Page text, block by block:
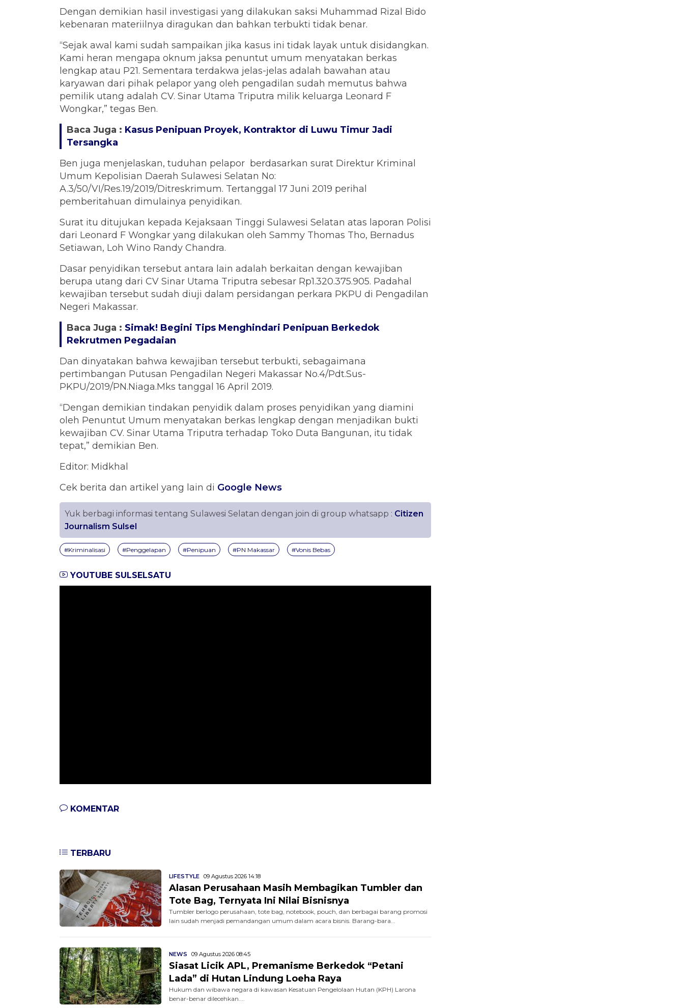
Dengan demikian hasil investigasi yang dilakukan saksi Muhammad Rizal Bido
kebenaran materiilnya diragukan dan bahkan terbukti tidak benar.
“Sejak awal kami sudah sampaikan jika kasus ini tidak layak untuk disidangkan.
Kami heran mengapa oknum jaksa penuntut umum menyatakan berkas
lengkap atau P21. Sementara terdakwa jelas-jelas adalah bawahan atau
karyawan dari pihak pelapor yang oleh pengadilan sudah memutus bahwa
pemilik utang adalah CV. Sinar Utama Triputra milik keluarga Leonard F
Wongkar,” tegas Ben.
Baca Juga : Kasus Penipuan Proyek, Kontraktor di Luwu Timur Jadi
Tersangka
Ben juga menjelaskan, tuduhan pelapor berdasarkan surat Direktur Kriminal
Umum Kepolisian Daerah Sulawesi Selatan No:
A.3/50/VI/Res.19/2019/Ditreskrimum. Tertanggal 17 Juni 2019 perihal
pemberitahuan dimulainya penyidikan.
Surat itu ditujukan kepada Kejaksaan Tinggi Sulawesi Selatan atas laporan Polisi
dari Leonard F Wongkar yang dilakukan oleh Sammy Thomas Tho, Bernadus
Setiawan, Loh Wino Randy Chandra.
Dasar penyidikan tersebut antara lain adalah berkaitan dengan kewajiban
berupa utang dari CV Sinar Utama Triputra sebesar Rp1.320.375.905. Padahal
kewajiban tersebut sudah diuji dalam persidangan perkara PKPU di Pengadilan
Negeri Makassar.
Baca Juga : Simak! Begini Tips Menghindari Penipuan Berkedok
Rekrutmen Pegadaian
Dan dinyatakan bahwa kewajiban tersebut terbukti, sebagaimana
pertimbangan Putusan Pengadilan Negeri Makassar No.4/Pdt.Sus-
PKPU/2019/PN.Niaga.Mks tanggal 16 April 2019.
“Dengan demikian tindakan penyidik dalam proses penyidikan yang diamini
oleh Penuntut Umum menyatakan berkas lengkap dengan menjadikan bukti
kewajiban CV. Sinar Utama Triputra terhadap Toko Duta Bangunan, itu tidak
tepat,” demikian Ben.
Editor: Midkhal
Cek berita dan artikel yang lain di Google News
Yuk berbagi informasi tentang Sulawesi Selatan dengan join di group whatsapp : Citizen
Journalism Sulsel
#Kriminalisasi #Penggelapan #Penipuan #PN Makassar #Vonis Bebas
YOUTUBE SULSELSATU
KOMENTAR
TERBARU
LIFESTYLE 09 Agustus 2026 14:18
Alasan Perusahaan Masih Membagikan Tumbler dan
Tote Bag, Ternyata Ini Nilai Bisnisnya
Tumbler berlogo perusahaan, tote bag, notebook, pouch, dan berbagai barang promosi
lain sudah menjadi pemandangan umum dalam acara bisnis. Barang-bara...
NEWS 09 Agustus 2026 08:45
Siasat Licik APL, Premanisme Berkedok “Petani
Lada” di Hutan Lindung Loeha Raya
Hukum dan wibawa negara di kawasan Kesatuan Pengelolaan Hutan (KPH) Larona
benar-benar dilecehkan....